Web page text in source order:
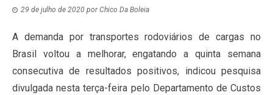
29 de julho de 2020 porChico Da Boleia
A demanda por transportes rodoviários de cargas no
Brasil voltou a melhorar, engatando a quinta semana
consecutiva de resultados positivos, indicou pesquisa
divulgada nesta terça-feira pelo Departamento de Custos